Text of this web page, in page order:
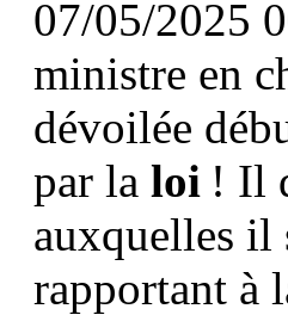
07/05/2025
ministre en
dévoilée
par la loi ! Il
auxquelles il
rapportant à